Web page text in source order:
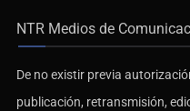
NTR Medios de
De no existir previa
publicación, retransmisión,